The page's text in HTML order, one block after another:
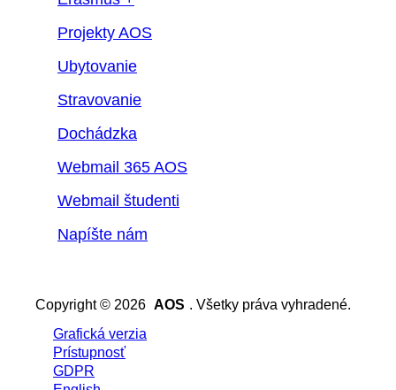
Projekty AOS
Ubytovanie
Stravovanie
Dochádzka
Webmail 365 AOS
Webmail študenti
Napíšte nám
Copyright © 2026 AOS . Všetky práva vyhradené.
Grafická verzia
Prístupnosť
GDPR